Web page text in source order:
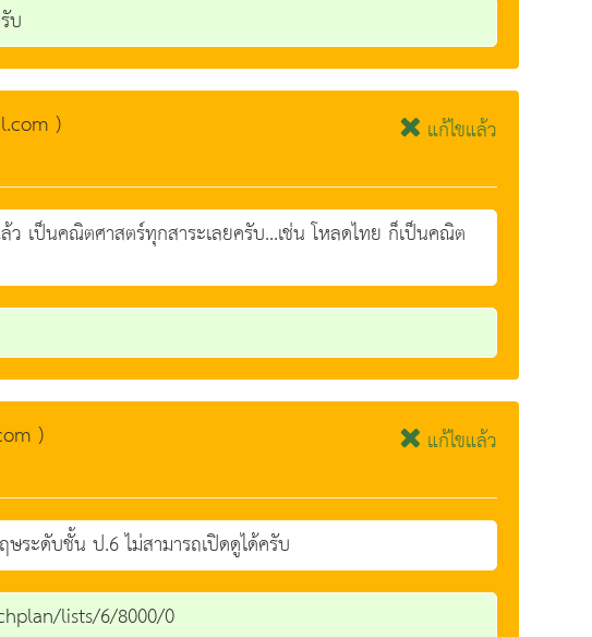
บ
) แก้ไขแล้ว
เป็นคณิตศาสตร์ทุกสาระเลยครับ...เช่น โหลดไทย ก็เป็นคณิต
) แก้ไขแล้ว
ระดับชั้น ป.6 ไม่สามารถเปิดดูได้ครับ
lists/6/8000/0